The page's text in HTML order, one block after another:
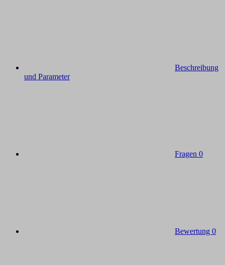
Beschreibung
und Parameter
Fragen 0
Bewertung 0